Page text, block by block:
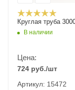
Круглая труба
В наличии
Цена:
724 руб./шт
Артикул: 15472